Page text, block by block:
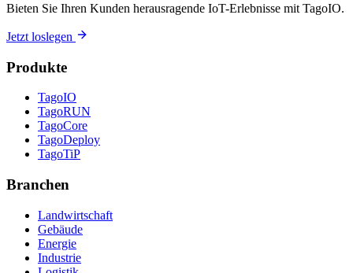
Bieten Sie Ihren Kunden herausragende IoT-Erlebnisse mit TagoIO.
Jetzt loslegen
Produkte
TagoIO
TagoRUN
TagoCore
TagoDeploy
TagoTiP
Branchen
Landwirtschaft
Gebäude
Energie
Industrie